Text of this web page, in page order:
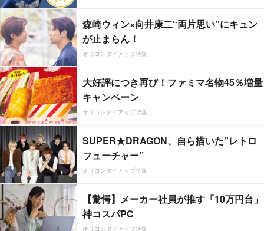
森崎ウィン×向井康二“両片思い”にキュン
が止まらん！
オリコンタイアップ特集
大好評につき再び！ファミマ名物45％増量
キャンペーン
オリコンタイアップ特集
SUPER★DRAGON、自ら描いた”レトロ
フューチャー”
オリコンタイアップ特集
【驚愕】メーカー社員が推す「10万円台」
神コスパPC
オリコンタイアップ特集